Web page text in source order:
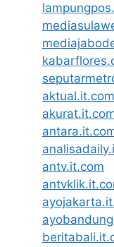
aktual.it.com
antv.it.com